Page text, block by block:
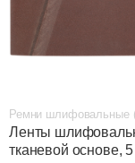
Ремни шлифовальные
Ленты
тканевой основе,